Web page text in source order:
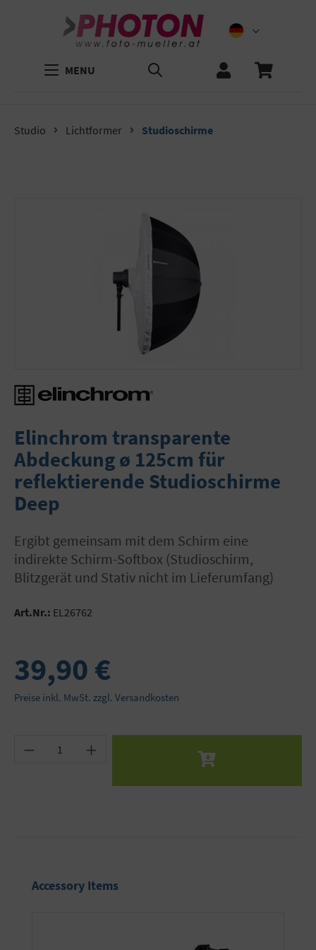
MENU
Studio Lichtformer Studioschirme
Elinchrom transparente
Abdeckung ø 125cm für
reflektierende Studioschirme
Deep
Ergibt gemeinsam mit dem Schirm eine
indirekte Schirm-Softbox (Studioschirm,
Blitzgerät und Stativ nicht im Lieferumfang)
Art.Nr.: EL26762
39,90 €
Preise inkl. MwSt. zzgl. Versandkosten
Produkt Anzahl: Gib den gewünschten Wert
Produktgalerie überspringen
Accessory Items